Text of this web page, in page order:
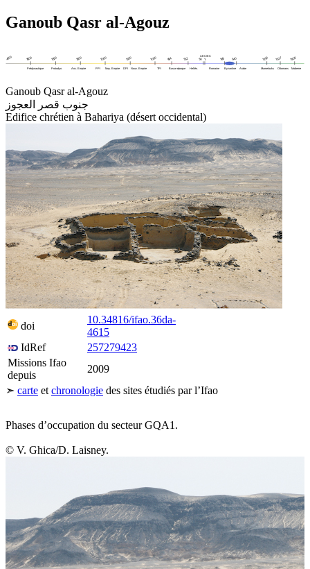
Ganoub Qasr al-Agouz
Ganoub Qasr al-Agouz
جنوب قصر العجوز
Edifice chrétien à Bahariya (désert occidental)
doi
10.34816/ifao.36da-
4615
IdRef
257279423
Missions Ifao
depuis
2009
Ganoub Qasr al-Agouz
−
➣ carte etchronologie des sites étudiés par l’Ifao
Phases d’occupation du secteur GQA1.
© V. Ghica/D. Laisney.